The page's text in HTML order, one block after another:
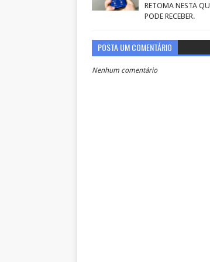
RETOMA NESTA
PODE RECEBER.
POSTA UM COMENTÁRIO
Nenhum comentário